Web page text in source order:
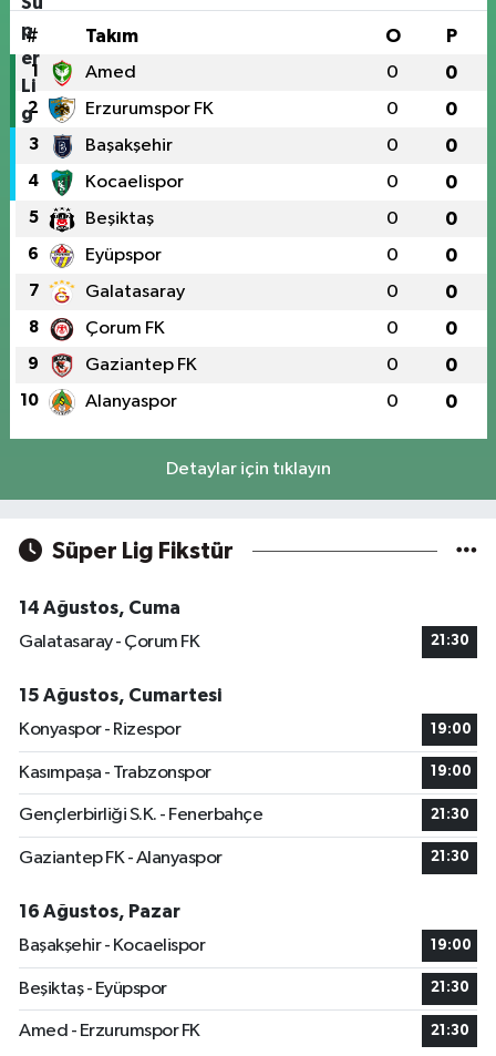
# Takım O P
1 Amed 0 0
2 Erzurumspor FK 0 0
3 Başakşehir 0 0
4 Kocaelispor 0 0
5 Beşiktaş 0 0
6 Eyüpspor 0 0
7 Galatasaray 0 0
8 Çorum FK 0 0
9 Gaziantep FK 0 0
10 Alanyaspor 0 0
Detaylar için tıklayın
Süper Lig Fikstür
14 Ağustos, Cuma
Galatasaray - Çorum FK
21:30
15 Ağustos, Cumartesi
Konyaspor - Rizespor
19:00
Kasımpaşa - Trabzonspor 19:00
Gençlerbirliği S.K. - Fenerbahçe 21:30
Gaziantep FK - Alanyaspor 21:30
16 Ağustos, Pazar
Başakşehir - Kocaelispor
19:00
Beşiktaş - Eyüpspor 21:30
Amed - Erzurumspor FK 21:30